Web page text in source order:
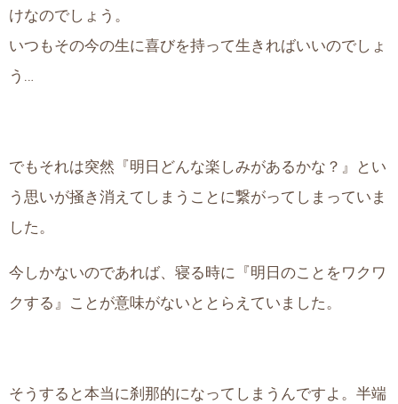
けなのでしょう。
いつもその今の生に喜びを持って生きればいいのでしょ
う…
でもそれは突然『明日どんな楽しみがあるかな？』とい
う思いが掻き消えてしまうことに繋がってしまっていま
した。
今しかないのであれば、寝る時に『明日のことをワクワ
クする』ことが意味がないととらえていました。
そうすると本当に刹那的になってしまうんですよ。半端